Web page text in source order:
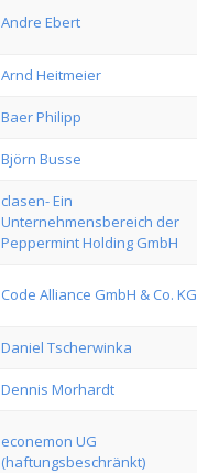
Andre Ebert
Arnd Heitmeier
Baer Philipp
Björn Busse
clasen- Ein
Unternehmensbereich der
Peppermint Holding GmbH
Code Alliance GmbH & Co. KG
Daniel Tscherwinka
Dennis Morhardt
econemon UG
(haftungsbeschränkt)